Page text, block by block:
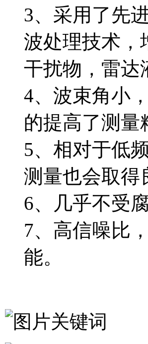
3、采用了先
波处理技术，
干扰物，雷达
4、波束角小
的提高了测量
5、相对于低
测量也会取得
6、几乎不受
7、高信噪比
能。